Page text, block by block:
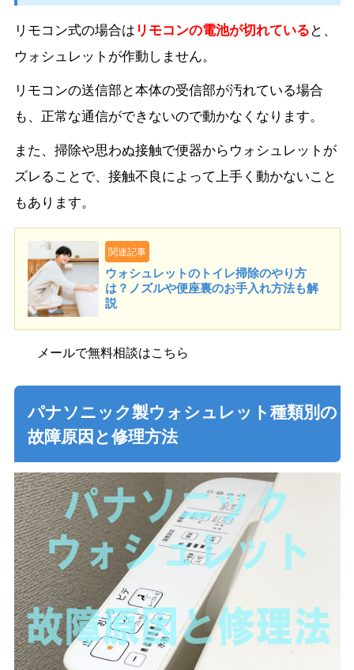
リモコン式の場合は リモコンの電池が切れていると、
ウォシュレットが作動しません。
リモコンの送信部と本体の受信部が汚れている場合
も、正常な通信ができないので動かなくなります。
また、掃除や思わぬ接触で便器からウォシュレットが
ズレることで、接触不良によって上手く動かないこと
もあります。
関連記事
ウォシュレットのトイレ掃除のやり方
は？ノズルや便座裏のお手入れ方法も解
説
メールで無料相談はこちら
パナソニック製ウォシュレット種類別の
故障原因と修理方法